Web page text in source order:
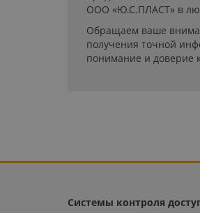
ООО «Ю.С.ПЛАСТ» в
Обращаем ваше
получения точной
понимание и доверие
Системы контроля